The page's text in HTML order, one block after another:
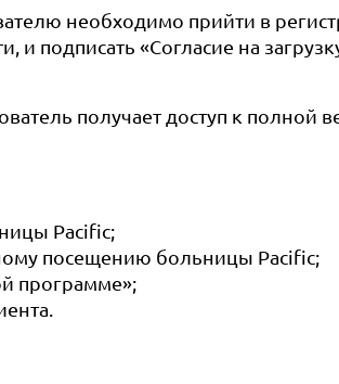
необходимо прийти в
и подписать «Согласие на
получает доступ к полной
Pacific;
посещению больницы Pacific;
программе»;